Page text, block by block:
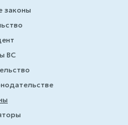
законы
ВС